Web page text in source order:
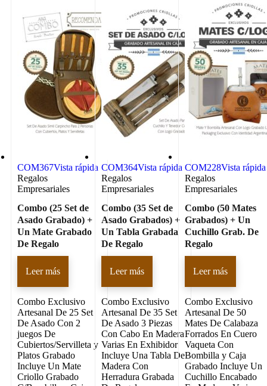
COM367Vista rápida
Regalos
Empresariales
Combo (25 Set de
Asado Grabado) +
Un Mate Grabado
De Regalo
Leer más
Combo Exclusivo
Artesanal De 25 Set
De Asado Con 2
juegos De
Cubiertos/Servilleta y
Platos Grabado
Incluye Un Mate
Criollo Grabado
COM364Vista rápida
Regalos
Empresariales
Combo (35 Set de
Asado Grabados) +
Un Tabla Grabada
De Regalo
Leer más
Combo Exclusivo
Artesanal De 35 Set
De Asado 3 Piezas
Con Cabo En Madera
Varias En Exhibidor
Incluye Una Tabla De
Madera Con
Herradura Grabada
COM228Vista rápida
Regalos
Empresariales
Combo (50 Mates
Grabados) + Un
Cuchillo Grab. De
Regalo
Leer más
Combo Exclusivo
Artesanal De 50
Mates De Calabaza
Forrados En Cuero
Vaqueta Con
Bombilla y Caja
Grabado Incluye Un
Cuchillo Encabado